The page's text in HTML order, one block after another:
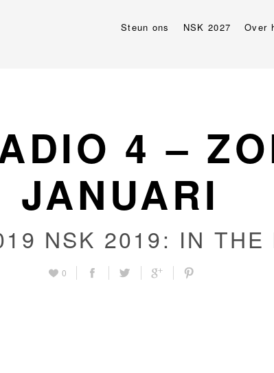
Steun ons NSK 2027 Over
4 –
JANUARI
NSK 2019: IN THE
0